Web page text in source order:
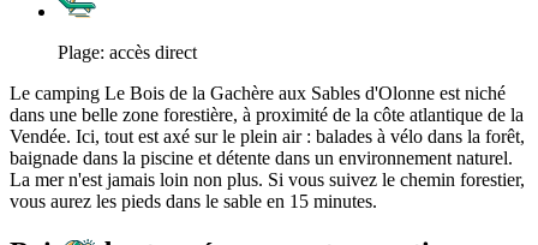
Plage: accès direct
Le camping Le Bois de la Gachère aux Sables d'Olonne est niché
dans une belle zone forestière, à proximité de la côte atlantique de la
Vendée. Ici, tout est axé sur le plein air : balades à vélo dans la forêt,
baignade dans la piscine et détente dans un environnement naturel.
La mer n'est jamais loin non plus. Si vous suivez le chemin forestier,
vous aurez les pieds dans le sable en 15 minutes.